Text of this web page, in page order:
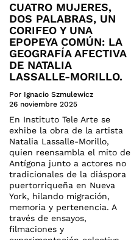
CUATRO MUJERES,
DOS PALABRAS, UN
CORIFEO Y UNA
EPOPEYA COMÚN: LA
GEOGRAFÍA AFECTIVA
DE NATALIA
LASSALLE-MORILLO.
Por Ignacio Szmulewicz
26 noviembre 2025
En Instituto Tele Arte se
exhibe la obra de la artista
Natalia Lassalle-Morillo,
quien reensambla el mito de
Antígona junto a actores no
tradicionales de la diáspora
puertorriqueña en Nueva
York, hilando migración,
memoria y pertenencia. A
través de ensayos,
filmaciones y